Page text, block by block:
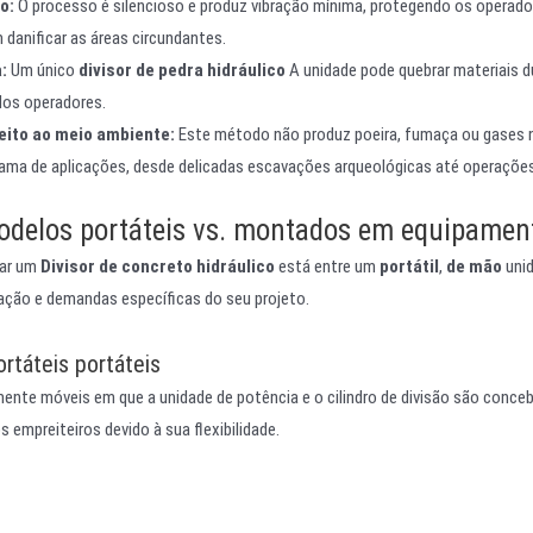
O processo é silencioso e produz vibração mínima, protegendo os
as áreas circundantes.
Um único divisor de pedra hidráulico A unidade pode quebrar materiais
operadores.
ao meio ambiente: Este método não produz poeira, fumaça ou
de aplicações, desde delicadas escavações arqueológicas até
portáteis vs. montados em
um Divisor de concreto hidráulico está entre um portátil, de mão
e demandas específicas do seu projeto.
portáteis
móveis em que a unidade de potência e o cilindro de divisão são
empreiteiros devido à sua flexibilidade.